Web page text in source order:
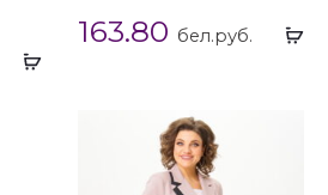
Выбрать
163.80 бел.руб.